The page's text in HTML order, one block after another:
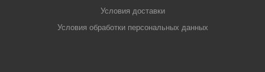
Условия доставки
Условия обработки персональных данных